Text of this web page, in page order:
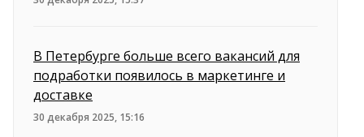
В Петербурге больше всего вакансий для
подработки появилось в маркетинге и
доставке
30 декабря 2025, 15:16